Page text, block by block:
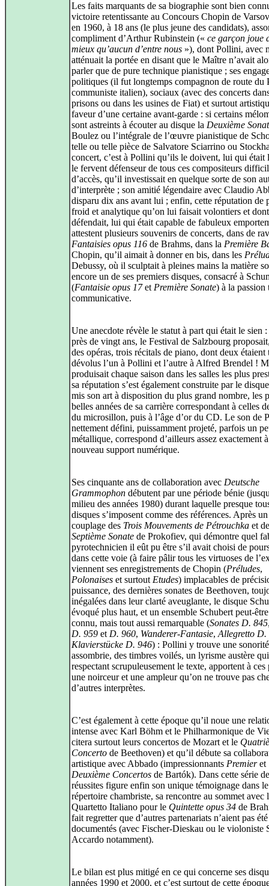
Les faits marquants de sa biographie sont bien
victoire retentissante au Concours Chopin de
en 1960, à 18 ans (le plus jeune des candidats),
compliment d’Arthur Rubinstein (« ce garçon joue
mieux qu’aucun d’entre nous »), dont Pollini, avec
atténuait la portée en disant que le Maître n’avait
parler que de pure technique pianistique ; ses
politiques (il fut longtemps compagnon de route du
communiste italien), sociaux (avec des concerts
prisons ou dans les usines de Fiat) et surtout
faveur d’une certaine avant‑garde : si certains
sont astreints à écouter au disque la Deuxième
Boulez ou l’intégrale de l’œuvre pianistique de
telle ou telle pièce de Salvatore Sciarrino ou
concert, c’est à Pollini qu’ils le doivent, lui qui était
le fervent défenseur de tous ces compositeurs
d’accès, qu’il investissait en quelque sorte de son
d’interprète ; son amitié légendaire avec Claudio
disparu dix ans avant lui ; enfin, cette réputation de
froid et analytique qu’on lui faisait volontiers et
défendait, lui qui était capable de fabuleux
attestent plusieurs souvenirs de concerts, dans de
Fantaisies opus 116 de Brahms, dans la Première
Chopin, qu’il aimait à donner en bis, dans les
Debussy, où il sculptait à pleines mains la matière
encore un de ses premiers disques, consacré à
(Fantaisie opus 17et Première Sonate) à la passion
communicative.
Une anecdote révèle le statut à part qui était le sien
près de vingt ans, le Festival de Salzbourg
des opéras, trois récitals de piano, dont deux étaient
dévolus l’un à Pollini et l’autre à Alfred Brendel !
produisait chaque saison dans les salles les plus
sa réputation s’est également construite par le
mis son art à disposition du plus grand nombre, les
belles années de sa carrière correspondant à celles
du microsillon, puis à l’âge d’or du CD. Le son de
nettement défini, puissamment projeté, parfois un
métallique, correspond d’ailleurs assez exactement
nouveau support numérique.
Ses cinquante ans de collaboration avec Deutsche
Grammophon débutent par une période bénie
milieu des années 1980) durant laquelle presque
disques s’imposent comme des références. Après un
couplage des Trois Mouvements de Pétrouchka et
Septième Sonate de Prokofiev, qui démontre quel
pyrotechnicien il eût pu être s’il avait choisi de
dans cette voie (à faire pâlir tous les virtuoses de
viennent ses enregistrements de Chopin (Préludes,
Polonaises et surtout Etudes) implacables de
puissance, des dernières sonates de Beethoven,
inégalées dans leur clarté aveuglante, le disque
évoqué plus haut, et un ensemble Schubert
connu, mais tout aussi remarquable (Sonates D. 845
D. 959 et D. 960, Wanderer-Fantasie, Allegretto D.
Klavierstücke D. 946) : Pollini y trouve une sonorité
assombrie, des timbres voilés, un lyrisme austère
respectant scrupuleusement le texte, apportent à ces
une noirceur et une ampleur qu’on ne trouve pas
d’autres interprètes.
C’est également à cette époque qu’il noue une
intense avec Karl Böhm et le Philharmonique de
citera surtout leurs concertos de Mozart et le
Concerto de Beethoven) et qu’il débute sa
artistique avec Abbado (impressionnants Premieret
Deuxième Concertos de Bartók). Dans cette série de
réussites figure enfin son unique témoignage dans le
répertoire chambriste, sa rencontre au sommet avec
Quartetto Italiano pour le Quintette opus 34 de
fait regretter que d’autres partenariats n’aient pas
documentés (avec Fischer‑Dieskau ou le violoniste
Accardo notamment).
Le bilan est plus mitigé en ce qui concerne ses
années 1990 et 2000, et c’est surtout de cette